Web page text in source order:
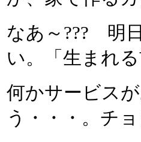
なあ～??? 明
い。「生まれ
何かサービス
う・・・。チ